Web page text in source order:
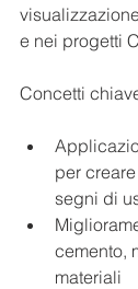
e nei progetti
Concetti
per
segni di
cemento,
materiali